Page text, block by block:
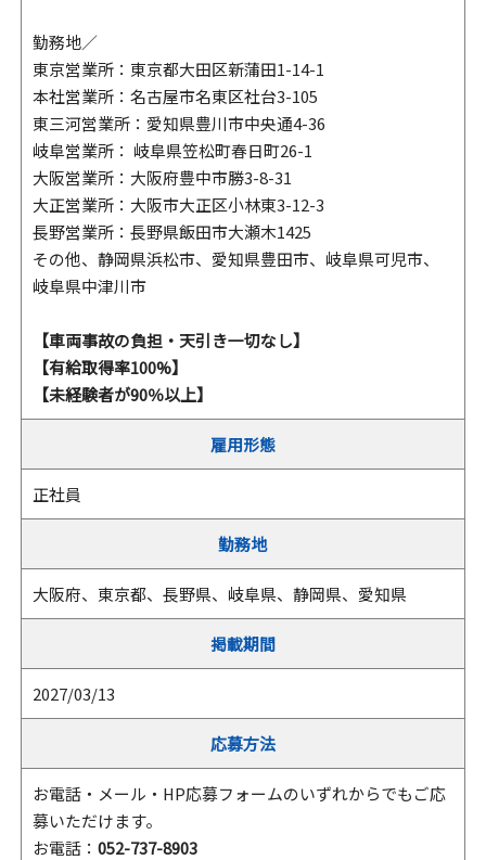
勤務地／
東京営業所：東京都大田区新蒲田1-14-1
本社営業所：名古屋市名東区社台3-105
東三河営業所：愛知県豊川市中央通4-36
岐阜営業所： 岐阜県笠松町春日町26-1
大阪営業所：大阪府豊中市勝3-8-31
大正営業所：大阪市大正区小林東3-12-3
長野営業所：長野県飯田市大瀬木1425
その他、静岡県浜松市、愛知県豊田市、岐阜県可児市、
岐阜県中津川市
【車両事故の負担・天引き一切なし】
【有給取得率100%】
【未経験者が90％以上】
雇用形態
正社員
勤務地
大阪府、東京都、長野県、岐阜県、静岡県、愛知県
掲載期間
2027/03/13
応募方法
お電話・メール・HP応募フォームのいずれからでもご応
募いただけます。
お電話： 052-737-8903